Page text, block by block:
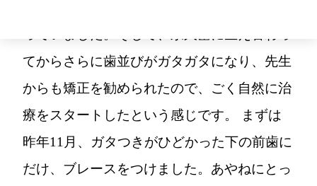
てからさらに歯並びがガタガタになり、先生
からも矯正を勧められたので、ごく自然に治
療をスタートしたという感じです。 まずは
昨年11月、ガタつきがひどかった下の前歯に
だけ、ブレースをつけました。あやねにとっ